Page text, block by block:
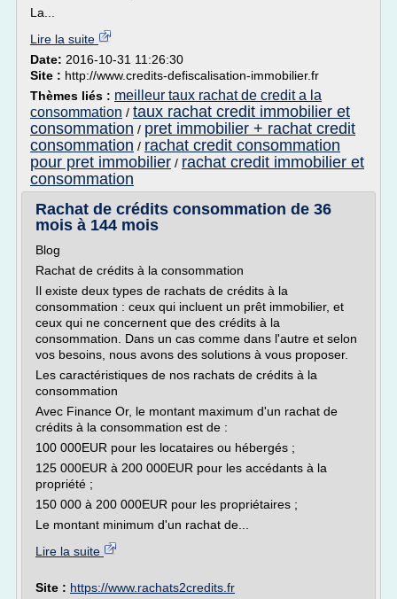
La...
Lire la suite
Date: 2016-10-31 11:26:30
Site : http://www.credits-defiscalisation-immobilier.fr
Thèmes liés : meilleur taux rachat de credit a la
consommation / taux rachat credit immobilier et
consommation / pret immobilier + rachat credit
consommation / rachat credit consommation
pour pret immobilier / rachat credit immobilier et
consommation
Rachat de crédits consommation de 36
mois à 144 mois
Blog
Rachat de crédits à la consommation
Il existe deux types de rachats de crédits à la
consommation : ceux qui incluent un prêt immobilier, et
ceux qui ne concernent que des crédits à la
consommation. Dans un cas comme dans l'autre et selon
vos besoins, nous avons des solutions à vous proposer.
Les caractéristiques de nos rachats de crédits à la
consommation
Avec Finance Or, le montant maximum d'un rachat de
crédits à la consommation est de :
100 000EUR pour les locataires ou hébergés ;
125 000EUR à 200 000EUR pour les accédants à la
propriété ;
150 000 à 200 000EUR pour les propriétaires ;
Le montant minimum d'un rachat de...
Lire la suite
Site : https://www.rachats2credits.fr